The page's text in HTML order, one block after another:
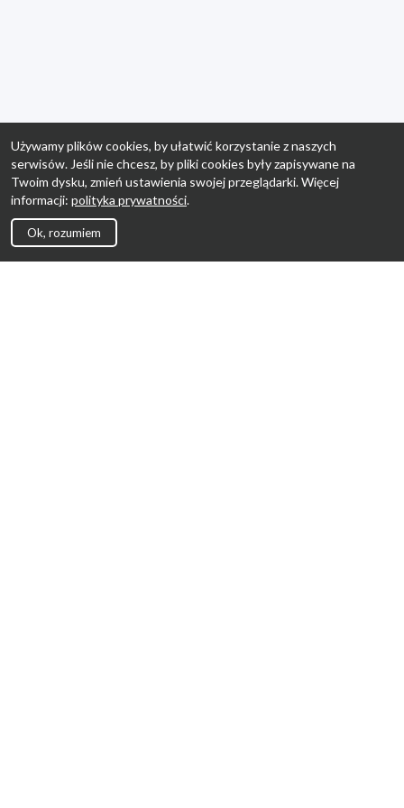
Używamy plików cookies, by ułatwić korzystanie z naszych
serwisów. Jeśli nie chcesz, by pliki cookies były zapisywane na
Twoim dysku, zmień ustawienia swojej przeglądarki. Więcej
informacji: polityka prywatności.
Ok, rozumiem